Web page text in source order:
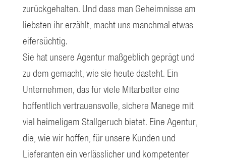
zurückgehalten. Und dass man Geheimnisse am
liebsten ihr erzählt, macht uns manchmal etwas
eifersüchtig.
Sie hat unsere Agentur maßgeblich geprägt und
zu dem gemacht, wie sie heute dasteht. Ein
Unternehmen, das für viele Mitarbeiter eine
hoffentlich vertrauensvolle, sichere Manege mit
viel heimeligem Stallgeruch bietet. Eine Agentur,
die, wie wir hoffen, für unsere Kunden und
Lieferanten ein verlässlicher und kompetenter